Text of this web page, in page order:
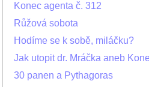
Konec agenta č. 312
Růžová sobota
Hodíme se k sobě, miláčku?
30 panen a Pythagoras